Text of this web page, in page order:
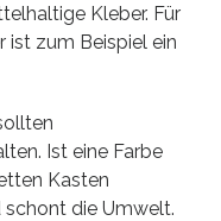
Kleber. Für
ist zum Beispiel ein
Ist eine Farbe
Kasten
schont die Umwelt.